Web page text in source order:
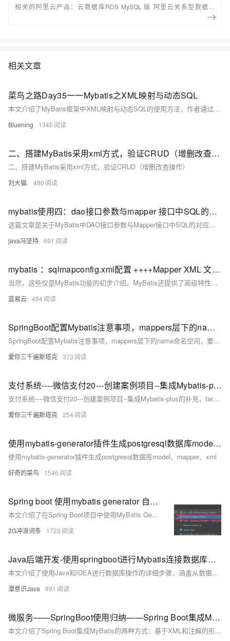
相关的阿里云产品：云数据库RDS MySQL 版 阿里云关系型数据库
RDS（Relational Database Service）是一种稳定可靠、可弹性伸缩的在
相关文章
菜鸟之路Day35一一Mybatis之XML映射与动态SQL
本文介绍了MyBatis框架中XML映射与动态SQL的使用方法，作者通过实例详细解析了XML映射文件的配置规范，包括namespace、id和resultType的设置。文章还对比了注解与XML映射的优缺点，强调复杂SQL更适合XML方式。在动态SQL部分，重点讲解了`&lt;if&gt;`、`&lt;where&gt;`、`&lt;set&gt;`、`&lt;foreach&gt;`等标签的应用场景，如条件查询、动态更新和批量删除，并通过代码示例展示了其灵活性与实用性。最后，通过`&lt;sql&gt;`和`&lt;include&gt;`实现代码复用，优化维护效率。
Bluening 1345
二、搭建MyBatis采用xml方式，验证CRUD（增删改查操作）
二、搭建MyBatis采用xml方式，验证CRUD（增删改查操作）
刘大猫. 480
mybatis使用四：dao接口参数与mapper 接口中SQL的对应和对应方式的总结，MyBatis的parameterType传入参数类型
这篇文章是关于MyBatis中DAO接口参数与Mapper接口中SQL的对应关系，以及如何使用parameterType传入参数类型的详细总结。
java冯坚持 691
mybatis ：sqlmapconfig.xml配置 ++++Mapper XML 文件（sql/insert/delete/update/select)（增删改查）用法
当然，这些仅是MyBatis功能的初步介绍。MyBatis还提供了高级特性，如动态SQL、类型处理器、插件等，可以进一步提供对数据库交互的强大支持和灵活性。希望上述内容对您理解MyBatis的基本操作有所帮助。在实际使用中，您可能还需要根据具体的业务要求调整和优化SQL语句和配置。
蓝易云 494
SpringBoot配置Mybatis注意事项，mappers层下的name命名空间，要落实到Dao的video类，resultType要落到bean，配置好mybatis的对应依赖。
SpringBoot配置Mybatis注意事项，mappers层下的name命名空间，要落实到Dao的video类，resultType要落到bean，配置好mybatis的对应依赖。
爱你三千遍斯塔克 373
支付系统----微信支付20---创建案例项目--集成Mybatis-plus的补充，target下只有接口的编译文件，xml文件了，添加日志的写法
支付系统----微信支付20---创建案例项目--集成Mybatis-plus的补充，target下只有接口的编译文件，xml文件了，添加日志的写法
爱你三千遍斯塔克 254
使用mybatis-generator插件生成postgresql数据库model、mapper、xml
使用mybatis-generator插件生成postgresql数据库model、mapper、xml
好奇的菜鸟 1546
Spring boot 使用mybatis generator 自动生成代码插件
本文介绍了在Spring Boot项目中使用MyBatis Generator插件自动生成代码的详细步骤。首先创建一个新的Spring Boot项目，接着引入MyBatis Generator插件并配置`pom.xml`文件。然后删除默认的`application.properties`文件，创建`application.yml`进行相关配置，如设置Mapper路径和实体类包名。重点在于配置`generatorConfig.xml`文件，包括数据库驱动、连接信息、生成模型、映射文件及DAO的包名和位置。最后通过IDE配置运行插件生成代码，并在主类添加`@MapperScan`注解完成整合
2G冲浪词条 1723
Java后端开发-使用springboot进行Mybatis连接数据库步骤
本文介绍了使用Java和IDEA进行数据库操作的详细步骤，涵盖从数据库准备到测试类编写及运行的全过程。主要内容包括： 1. **数据库准备**：创建数据库和表。 2. **查询数据库**：验证数据库是否可用。 3. **IDEA代码配置**：构建实体类并配置数据库连接。 4. **测试类编写**：编写并运行测试类以确保一切正常。
潜意识Java 891
微服务——SpringBoot使用归纳——Spring Boot集成MyBatis——基于注解的整合
本文介绍了Spring Boot集成MyBatis的两种方式：基于XML和注解的形式。重点讲解了注解方式，包括@Select、@Insert、@Update、@Delete等常用注解的使用方法，以及多参数时@Param注解的应用。同时，针对字段映射不一致的问题，提供了@Results和@ResultMap的解决方案。文章还提到实际项目中常结合XML与注解的优点，灵活使用两者以提高开发效率，并附带课程源码供下载学习。